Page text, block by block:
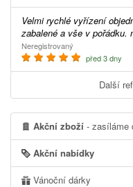
Velmi rychlé vyřízení objednávky a dodání zboží. pečlivě
zabalené a vše v pořádku.
Neregistrovaný
před 3 dny
Další
Akční zboží - zasíláme
Akční nabídky
Vánoční dárky